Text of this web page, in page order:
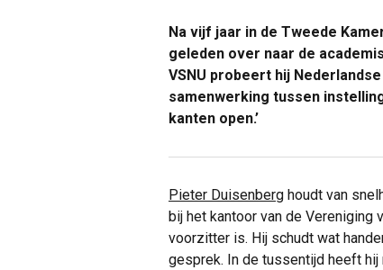
Na vijf jaar in de Tweede
geleden over naar de
VSNU probeert hij
samenwerking tussen
kanten open.’
Pieter Duisenberg houdt van
bij het kantoor van de Vereniging
voorzitter is. Hij schudt wat
gesprek. In de tussentijd heeft